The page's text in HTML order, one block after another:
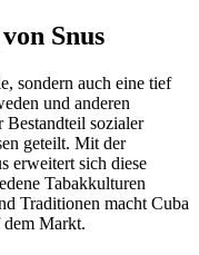
Snus
sondern auch eine tief
und anderen
Bestandteil sozialer
geteilt. Mit der
erweitert sich diese
Tabakkulturen
Traditionen macht Cuba
dem Markt.